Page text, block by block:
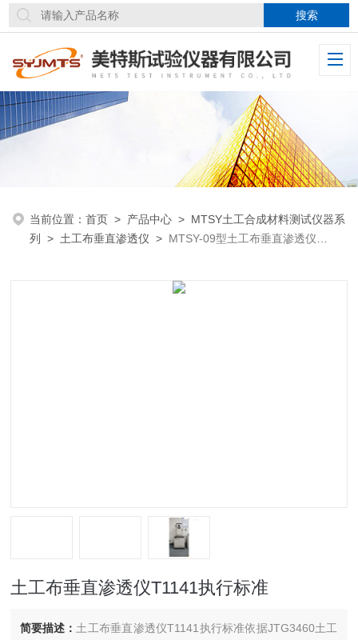
当前位置：首页 > 产品中心 > MTSY土工合成材料测试仪器系
列
> 土工布垂直渗透仪 > MTSY-09型土工布垂直渗透仪
土工布垂直渗透仪T1141执行标准
简要描述： 土工布垂直渗透仪T1141执行标准依据JTG3460土工